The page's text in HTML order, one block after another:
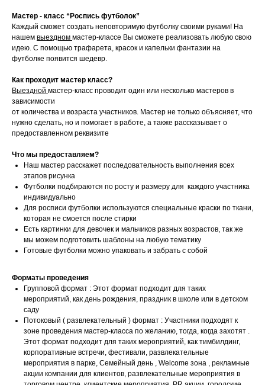
Мастер - класс “Роспись футболок”
Каждый сможет создать неповторимую футболку своими руками! На
нашем выездном мастер-классе Вы сможете реализовать любую свою
идею. С помощью трафарета, красок и капельки фантазии на
футболке появится шедевр.
Как проходит мастер класс?
Выездной мастер-класс проводит один или несколько мастеров в
зависимости
от количества и возраста участников. Мастер не только объясняет, что
нужно сделать, но и помогает в работе, а также рассказывает о
предоставленном реквизите
Что мы предоставляем?
Наш мастер расскажет последовательность выполнения всех
этапов рисунка
Футболки подбираются по росту и размеру для каждого участника
индивидуально
Для росписи футболки используются специальные краски по ткани,
которая не смоется после стирки
Есть картинки для девочек и мальчиков разных возрастов, так же
мы можем подготовить шаблоны на любую тематику
Готовые футболки можно упаковать и забрать с собой
Форматы проведения
Групповой формат : Этот формат подходит для таких
мероприятий, как день рождения, праздник в школе или в детском
саду
Потоковый ( развлекательный ) формат : Участники подходят к
зоне проведения мастер-класса по желанию, тогда, когда захотят .
Этот формат подходит для таких мероприятий, как тимбилдинг,
корпоративные встречи, фестивали, развлекательные
мероприятия в парке, Семейный день , Welcome зона , рекламные
акции компании для клиентов, развлекательные мероприятия в